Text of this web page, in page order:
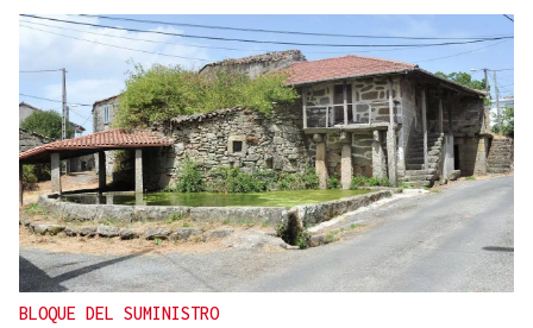
FESTIVAL INTERNACIONAL
Vilariño de Conso despide el XI ViBoMask
BLOQUE DEL SUMINISTRO